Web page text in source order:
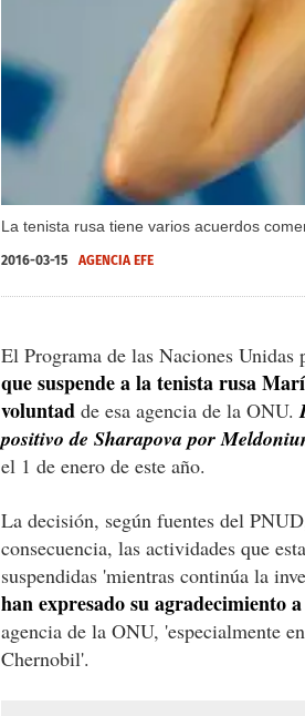
La tenista rusa tiene varios acuerdos
2016-03-15 AGENCIA EFE
El Programa de las Naciones
que suspende a la tenista rusa
voluntad de esa agencia de la ONU.
positivo de Sharapova por
el 1 de enero de este año.
La decisión, según fuentes del
consecuencia, las actividades que
suspendidas 'mientras continúa la
han expresado su agradecimiento
agencia de la ONU, 'especialmente
Chernobil'.